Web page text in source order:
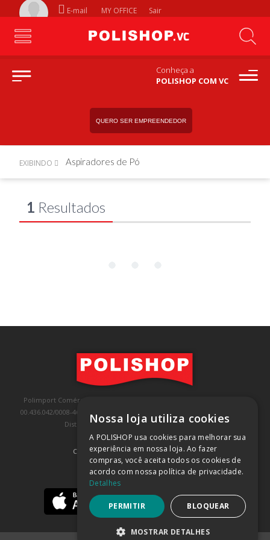
E-mail MY OFFICE Sair
Conheça a
POLISHOP COM VC
QUERO SER EMPREENDEDOR
EXIBINDO Aspiradores de Pó
1 Resultados
Polimport Comércio e Exportação LTDA, inscrita no CNPJ/MF sob o nº
00.436.042/0008-46, IE 407.458.707.103, com sede na Rua Kanebo, nº 175,
Distrito Industrial, Jundiaí/SP, CEP: 13213-090
COMPRA 100% SEGURA (SAIBA MAIS)
BAIXE NOSSO APP
Nossa loja utiliza cookies
A POLISHOP usa cookies para melhorar sua
experiência em nossa loja. Ao fazer
compras, você aceita todos os cookies de
acordo com nossa política de privacidade.
Detalhes
PERMITIR BLOQUEAR
MOSTRAR DETALHES